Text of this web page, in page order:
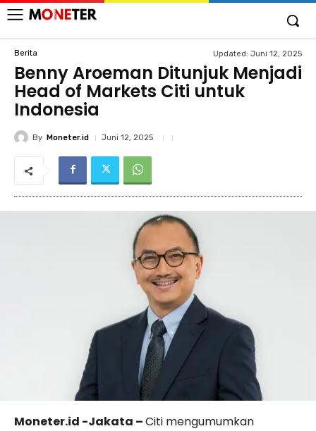
Berita Updated: Juni 12, 2025
Benny Aroeman Ditunjuk Menjadi
Head of Markets Citi untuk
Indonesia
By Moneter.id Juni 12, 2025
Moneter.id -Jakata –Citi mengumumkan